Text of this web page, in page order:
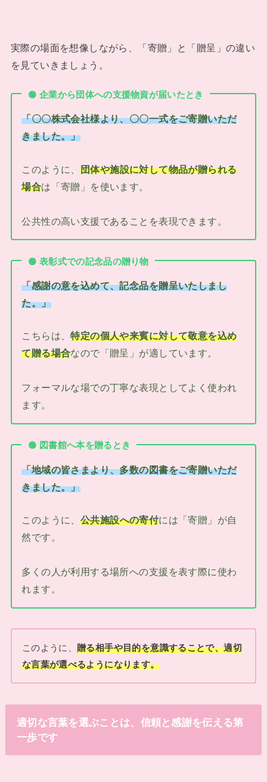
実際の場面を想像しながら、「寄贈」と「贈呈」の違い
を見ていきましょう。
🟢企業から団体への支援物資が届いたとき
「〇〇株式会社様より、〇〇一式をご寄贈いただ
きました。」
このように、 団体や施設に対して物品が贈られる
場合は「寄贈」を使います。
公共性の高い支援であることを表現できます。
🟢表彰式での記念品の贈り物
「感謝の意を込めて、記念品を贈呈いたしまし
た。」
こちらは、特定の個人や来賓に対して敬意を込め
て贈る場合なので「贈呈」が適しています。
フォーマルな場での丁寧な表現としてよく使われ
ます。
🟢 図書館へ本を贈るとき
「地域の皆さまより、多数の図書をご寄贈いただ
きました。」
このように、 公共施設への寄付には「寄贈」が自
然です。
多くの人が利用する場所への支援を表す際に使わ
れます。
このように、贈る相手や目的を意識することで、適切
な言葉が選べるようになります。
適切な言葉を選ぶことは、信頼と感謝を伝える第
一歩です